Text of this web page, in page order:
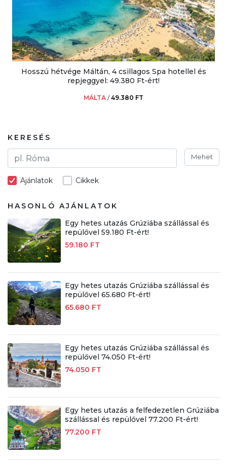
Hosszú hétvége Máltán, 4 csillagos Spa hotellel és
repjeggyel: 49.380 Ft-ért!
MÁLTA /49.380 FT
KERESÉS
Mehet
Ajánlatok Cikkek
HASONLÓ AJÁNLATOK
Egy hetes utazás Grúziába szállással és
repülővel 59.180 Ft-ért!
59.180 FT
Egy hetes utazás Grúziába szállással és
repülővel 65.680 Ft-ért!
65.680 FT
Egy hetes utazás Grúziába szállással és
repülővel 74.050 Ft-ért!
74.050 FT
Egy hetes utazás a felfedezetlen Grúziába
szállással és repülővel 77.200 Ft-ért!
77.200 FT